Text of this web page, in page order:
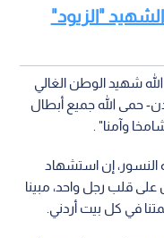
"الزيود"
الله شهيد الوطن الغالي
حمى الله جميع أبطال
وآمنا" .
النسور، إن استشهاد
على قلب رجل واحد، مبينا
في كل بيت أردني.